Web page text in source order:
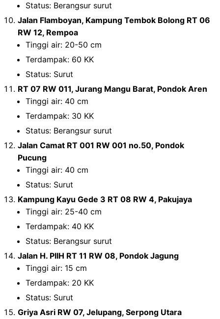
Status: Berangsur surut
Jalan Flamboyan, Kampung Tembok Bolong RT 06
RW 12, Rempoa
Tinggi air: 20-50 cm
Terdampak: 60 KK
Status: Surut
RT 07 RW 011, Jurang Mangu Barat, Pondok Aren
Tinggi air: 40 cm
Terdampak: 30 KK
Status: Berangsur surut
Jalan Camat RT 001 RW 001 no.50, Pondok
Pucung
Tinggi air: 40 cm
Status: Surut
Kampung Kayu Gede 3 RT 08 RW 4, Pakujaya
Tinggi air: 25-40 cm
Terdampak: 40 KK
Status: Berangsur surut
Jalan H. PIIH RT 11 RW 08, Pondok Jagung
Tinggi air: 15 cm
Terdampak: 20 KK
Status: Surut
Griya Asri RW 07, Jelupang, Serpong Utara